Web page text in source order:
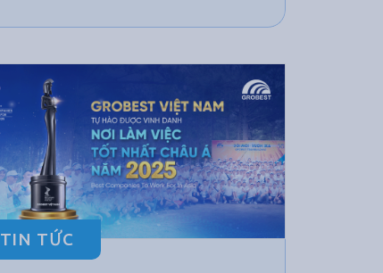
TIN TỨC